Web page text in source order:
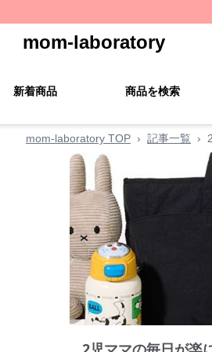
mom-laboratory
新着商品 商品を検索
mom-laboratory TOP › 記事一覧 ›